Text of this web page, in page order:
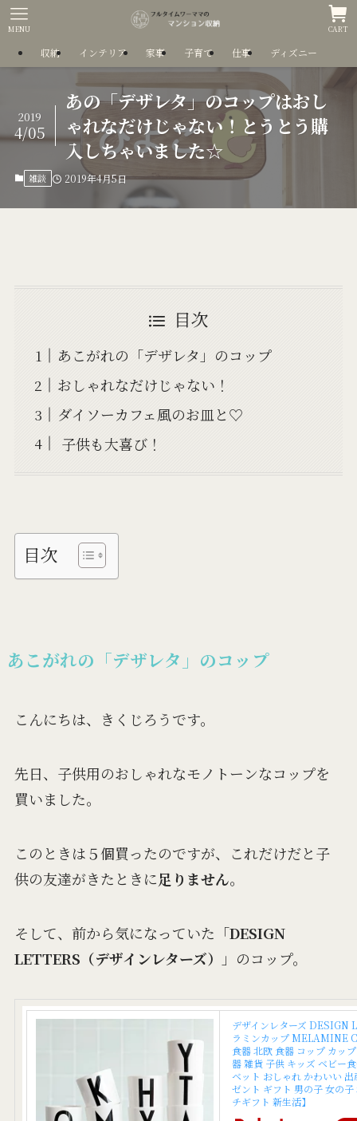
CART
MENU
収納 インテリア 家事 子育て 仕事 ディズニー
あの「デザレタ」のコップはおし
ゃれなだけじゃない！とうとう購
入しちゃいました☆
2019
4/05
雑談 2019年4月5日
目次
あこがれの「デザレタ」のコップ
おしゃれなだけじゃない！
ダイソーカフェ風のお皿と♡
子供も大喜び！
目次
あこがれの「デザレタ」のコップ
こんにちは、きくじろうです。
先日、子供用のおしゃれなモノトーンなコップを
買いました。
このときは５個買ったのですが、これだけだと子
供の友達がきたときに足りません。
そして、前から気になっていた「DESIGN
LETTERS（デザインレターズ）
」のコップ。
デザインレターズ DESIGN
ラミンカップ MELAMINE
食器 北欧 食器 コップ カッ
器 雑貨 子供 キッズ ベビー
ベット おしゃれ かわいい
ゼント ギフト 男の子 女の子
チギフト 新生活】